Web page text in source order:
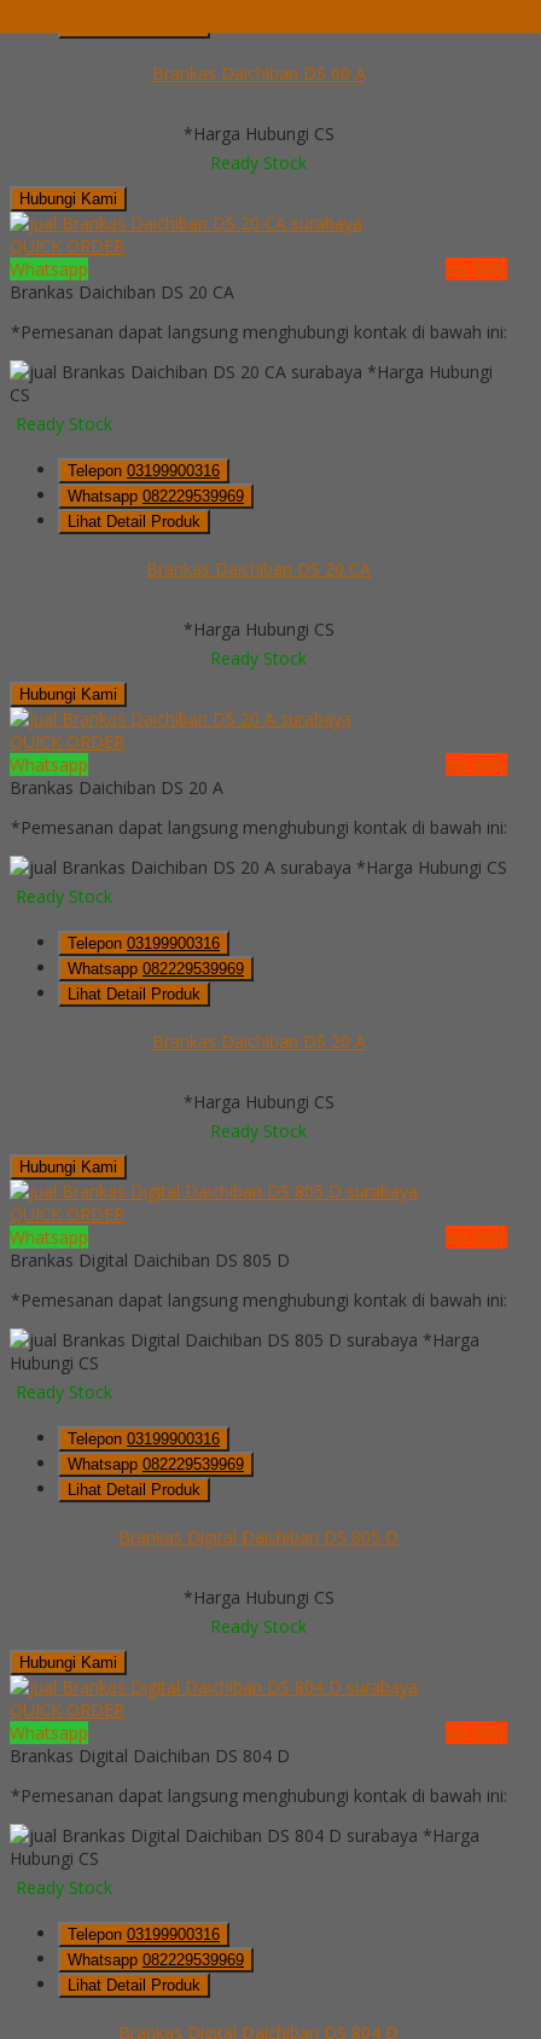
Brankas Daichiban DS 60 A
*Harga Hubungi CS
Ready Stock
Hubungi Kami
QUICK ORDER
Whatsapp
via SMS
Brankas Daichiban DS 20 CA
*Pemesanan dapat langsung menghubungi kontak di bawah ini:
*Harga Hubungi
CS
Ready Stock
Telepon 03199900316
Whatsapp 082229539969
Lihat Detail Produk
Brankas Daichiban DS 20 CA
*Harga Hubungi CS
Ready Stock
Hubungi Kami
QUICK ORDER
Whatsapp
via SMS
Brankas Daichiban DS 20 A
*Pemesanan dapat langsung menghubungi kontak di bawah ini:
*Harga Hubungi CS
Ready Stock
Telepon 03199900316
Whatsapp 082229539969
Lihat Detail Produk
Brankas Daichiban DS 20 A
*Harga Hubungi CS
Ready Stock
Hubungi Kami
QUICK ORDER
Whatsapp
via SMS
Brankas Digital Daichiban DS 805 D
*Pemesanan dapat langsung menghubungi kontak di bawah ini:
*Harga
Hubungi CS
Ready Stock
Telepon 03199900316
Whatsapp 082229539969
Lihat Detail Produk
Brankas Digital Daichiban DS 805 D
*Harga Hubungi CS
Ready Stock
Hubungi Kami
QUICK ORDER
Whatsapp
via SMS
Brankas Digital Daichiban DS 804 D
*Pemesanan dapat langsung menghubungi kontak di bawah ini:
*Harga
Hubungi CS
Ready Stock
Telepon 03199900316
Whatsapp 082229539969
Lihat Detail Produk
Brankas Digital Daichiban DS 804 D